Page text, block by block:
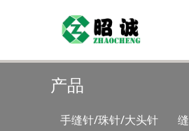
产品
手缝针/珠针/大头针